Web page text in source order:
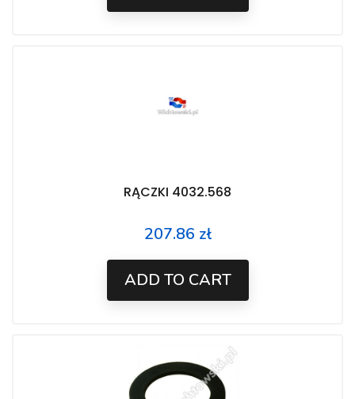
RĄCZKI 4032.568
Price
207.86 zł
ADD TO CART